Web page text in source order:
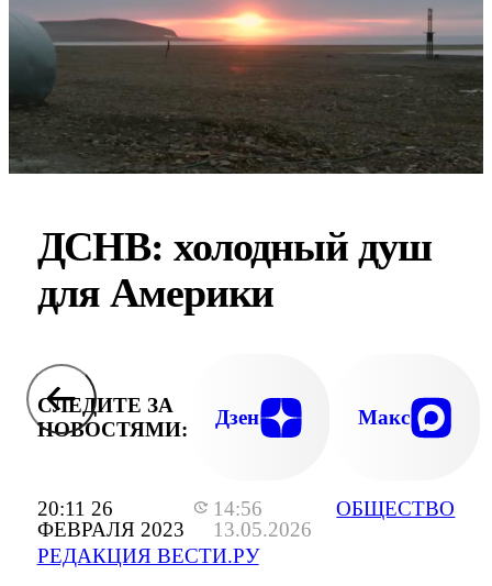
20:11 26
ФЕВРАЛЯ 2023
14:56
13.05.2026
РЕДАКЦИЯ ВЕСТИ.РУ
ОБЩЕСТВО
ДСНВ: холодный душ
для Америки
СЛЕДИТЕ ЗА
НОВОСТЯМИ:
Дзен Макс